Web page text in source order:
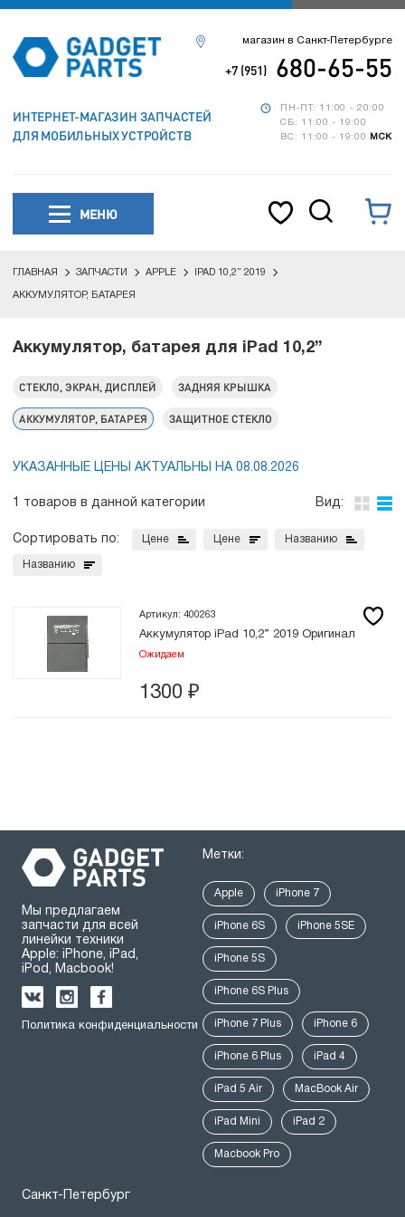
ИНТЕРНЕТ-МАГАЗИН ЗАПЧАСТЕЙ
ДЛЯ МОБИЛЬНЫХ УСТРОЙСТВ
ПН-ПТ: 11:00 - 20:00
СБ: 11:00 - 19:00
ВС: 11:00 - 19:00
МСК
магазин в Санкт-Петербурге
+7 (951) 680-65-55
МЕНЮ
ГЛАВНАЯ ЗАПЧАСТИ APPLE IPAD 10,2” 2019
АККУМУЛЯТОР, БАТАРЕЯ
Аккумулятор, батарея для iPad 10,2”
СТЕКЛО, ЭКРАН, ДИСПЛЕЙ ЗАДНЯЯ КРЫШКА
АККУМУЛЯТОР, БАТАРЕЯ ЗАЩИТНОЕ СТЕКЛО
УКАЗАННЫЕ ЦЕНЫ АКТУАЛЬНЫ НА 08.08.2026
1 товаров в данной категории Вид:
Сортировать по: Цене Цене Названию
Названию
Артикул: 400263
Аккумулятор iPad 10,2” 2019 Оригинал
Ожидаем
1300 ₽
Мы предлагаем
запчасти для всей
линейки техники
Apple: iPhone, iPad,
iPod, Macbook!
Политика конфиденциальности
Метки:
Apple iPhone 7
iPhone 6S iPhone 5SE
iPhone 5S
iPhone 6S Plus
iPhone 7 Plus iPhone 6
iPhone 6 Plus iPad 4
iPad 5 Air MacBook Air
iPad Mini iPad 2
Macbook Pro
Санкт-Петербург